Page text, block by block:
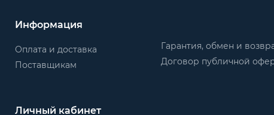
Информация
Оплата и доставка
Поставщикам
Гарантия, обмен и
Договор публичной
Личный кабинет